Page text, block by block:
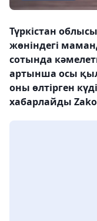
Түркістан
жөніндегі
сотында
артынша осы
оны ​​өлтірген
хабарлайды